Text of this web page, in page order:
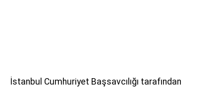
İstanbul Cumhuriyet Başsavcılığı tarafından